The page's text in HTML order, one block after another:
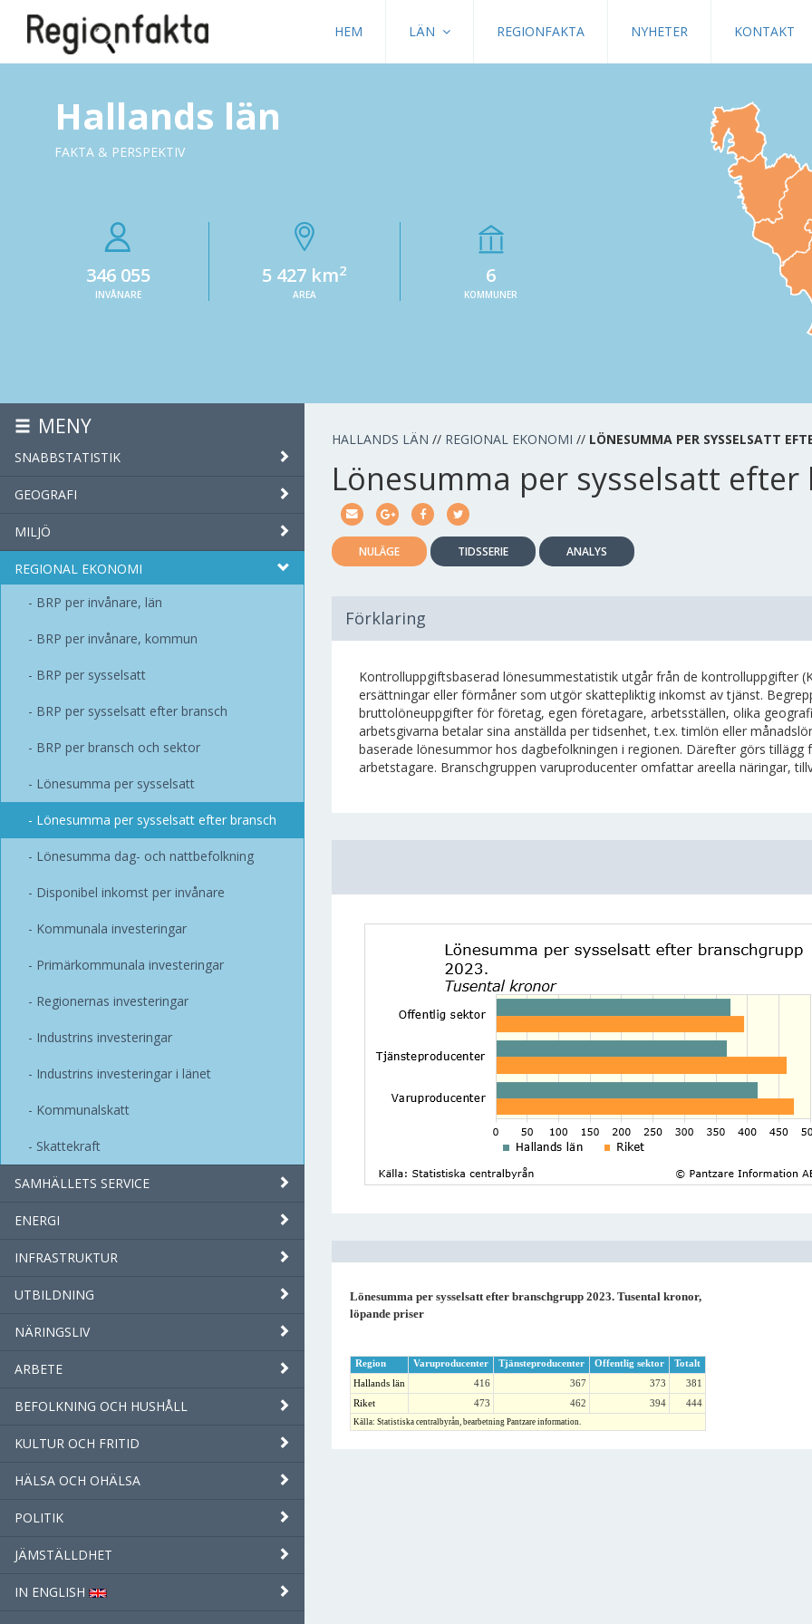
HEM LÄN REGIONFAKTA NYHETER KONTAKT
Hallands län
FAKTA & PERSPEKTIV
346 055
INVÅNARE
5 427 km2
AREA
6
KOMMUNER
MENY
SNABBSTATISTIK
GEOGRAFI
MILJÖ
REGIONAL EKONOMI
BRP per invånare, län
BRP per invånare, kommun
BRP per sysselsatt
BRP per sysselsatt efter bransch
BRP per bransch och sektor
Lönesumma per sysselsatt
Lönesumma per sysselsatt efter bransch
Lönesumma dag- och nattbefolkning
Disponibel inkomst per invånare
Kommunala investeringar
Primärkommunala investeringar
Regionernas investeringar
Industrins investeringar
Industrins investeringar i länet
Kommunalskatt
Skattekraft
SAMHÄLLETS SERVICE
ENERGI
INFRASTRUKTUR
UTBILDNING
NÄRINGSLIV
ARBETE
BEFOLKNING OCH HUSHÅLL
KULTUR OCH FRITID
HÄLSA OCH OHÄLSA
POLITIK
JÄMSTÄLLDHET
IN ENGLISH
HALLANDS LÄN // REGIONAL EKONOMI // LÖNESUMMA PER SYSSELSATT
Lönesumma per sysselsatt efter
NULÄGE TIDSSERIE ANALYS
Förklaring
Kontrolluppgiftsbaserad lönesummestatistik utgår från de kontrolluppgifter
ersättningar eller förmåner som utgör skattepliktig inkomst av tjänst.
bruttolöneuppgifter för företag, egen företagare, arbetsställen, olika
arbetsgivarna betalar sina anställda per tidsenhet, t.ex. timlön eller
baserade lönesummor hos dagbefolkningen i regionen. Därefter görs
arbetstagare. Branschgruppen varuproducenter omfattar areella näringar,
Lönesumma per sysselsatt efter branschgrupp 2023. Tusental kronor,
löpande priser
Region Varuproducenter Tjänsteproducenter Offentlig sektor
Totalt
Hallands län
416 367 373
381
Riket
473 462 394 444
Källa: Statistiska centralbyrån, bearbetning Pantzare information.